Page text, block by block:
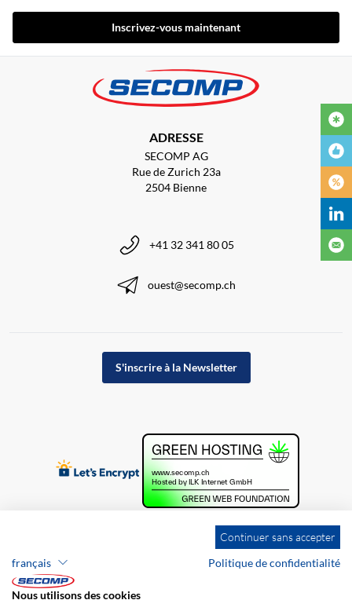
Inscrivez-vous maintenant
ADRESSE
SECOMP AG
Rue de Zurich 23a
2504 Bienne
+41 32 341 80 05
ouest@secomp.ch
S'inscrire à la Newsletter
Continuer sans accepter
français
Politique de confidentialité
Nous utilisons des cookies